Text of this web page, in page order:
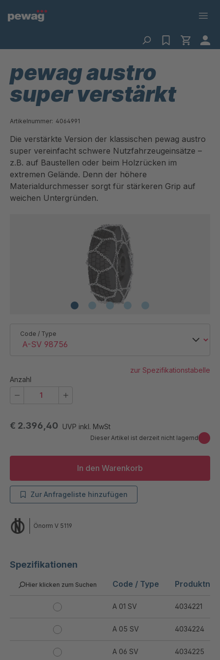
Spezifikationen
Hier klicken zum Suchen Code / Type
A 01 SV 4034221
A 05 SV 4034224
A 06 SV 4034225
pewag austro
super verstärkt
Artikelnummer: 4064991
Die verstärkte Version der klassischen pewag austro
super vereinfacht schwere Nutzfahrzeugeinsätze –
z.B. auf Baustellen oder beim Holzrücken im
extremen Gelände. Denn der höhere
Materialdurchmesser sorgt für stärkeren Grip auf
weichen Untergründen.
€ 2.396,40 UVP inkl. MwSt
Dieser Artikel ist derzeit nicht lagernd
Code / Type
zur Spezifikationstabelle
Anzahl
In den Warenkorb
Zur Anfrageliste hinzufügen
Önorm V 5119